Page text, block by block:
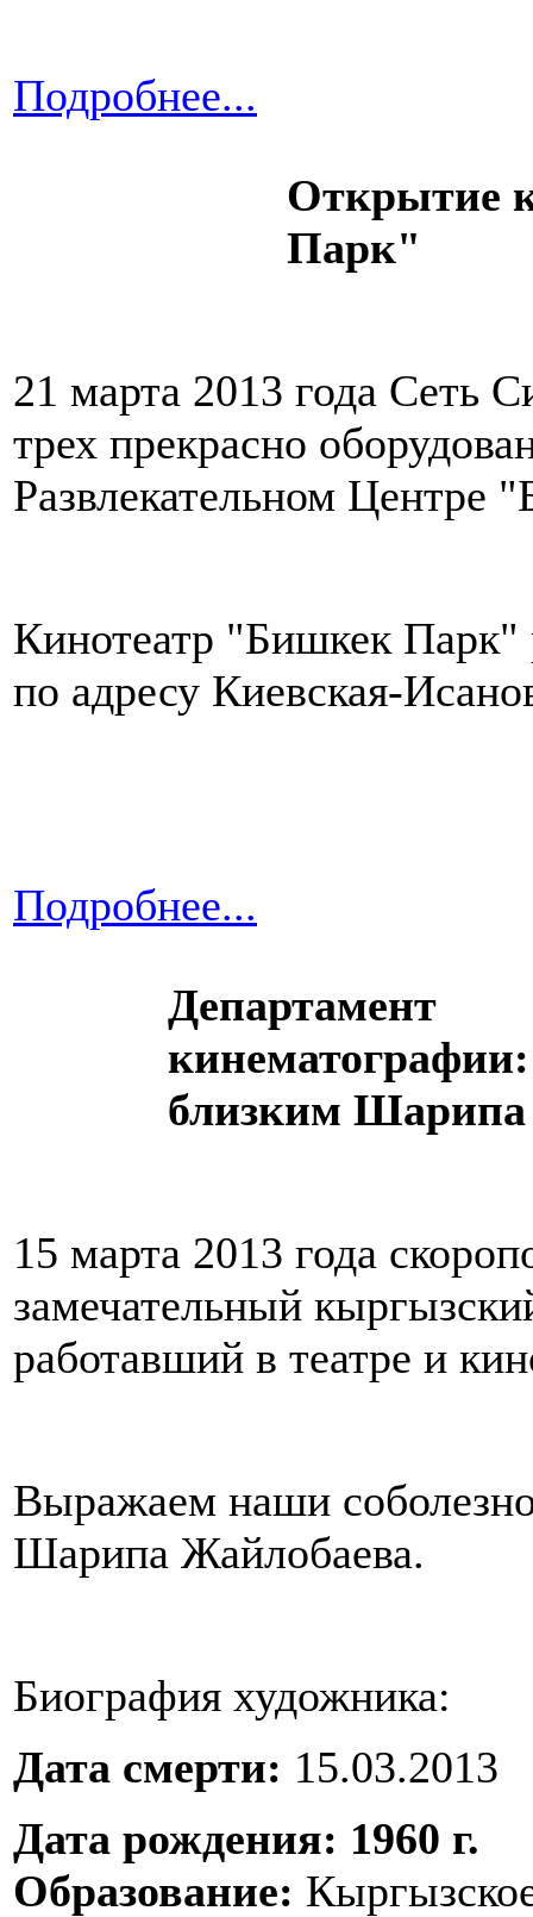
Подробнее...
Открытие
Парк"
21 марта 2013 года Сеть
трех прекрасно
Развлекательном Центре
Кинотеатр "Бишкек Парк"
по адресу Киевская-
Подробнее...
Департамент
близким
15 марта 2013 года
замечательный
работавший в театре и
Выражаем наши
Шарипа Жайлобаева.
Биография художника:
Дата смерти: 15.03.2013
Дата рождения: 1960 г.
Образование: